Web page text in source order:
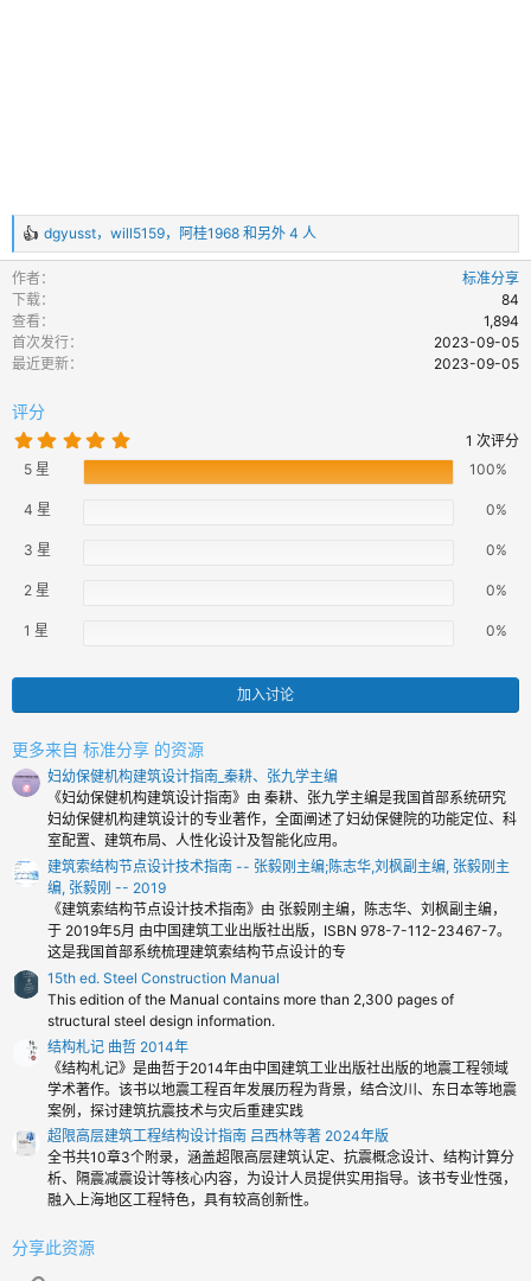
反
馈
：
dgyusst， will5159， 阿桂1968 和另外 4 人
作者
标准分享
下载
84
查看
1,894
首次发行
2023-09-05
最近更新
2023-09-05
评分
5
0
0
1 次评分
5 星
100%
4 星 0%
3 星 0%
2 星 0%
1 星 0%
加入讨论
更多来自 标准分享 的资源
妇幼保健机构建筑设计指南_秦耕、张九学主编
《妇幼保健机构建筑设计指南》由 秦耕、张九学主编是我国首部系统研究
妇幼保健机构建筑设计的专业著作，全面阐述了妇幼保健院的功能定位、科
室配置、建筑布局、人性化设计及智能化应用。
建筑索结构节点设计技术指南 -- 张毅刚主编;陈志华,刘枫副主编, 张毅刚主
编, 张毅刚 -- 2019
《建筑索结构节点设计技术指南》由 张毅刚主编，陈志华、刘枫副主编，
于 2019年5月 由中国建筑工业出版社出版，ISBN 978-7-112-23467-7。
这是我国首部系统梳理建筑索结构节点设计的专
15th ed. Steel Construction Manual
This edition of the Manual contains more than 2,300 pages of
structural steel design information.
结构札记 曲哲 2014年
《结构札记》是曲哲于2014年由中国建筑工业出版社出版的地震工程领域
学术著作。该书以地震工程百年发展历程为背景，结合汶川、东日本等地震
案例，探讨建筑抗震技术与灾后重建实践
超限高层建筑工程结构设计指南 吕西林等著 2024年版
全书共10章3个附录，涵盖超限高层建筑认定、抗震概念设计、结构计算分
析、隔震减震设计等核心内容，为设计人员提供实用指导。该书专业性强，
融入上海地区工程特色，具有较高创新性。
分享此资源